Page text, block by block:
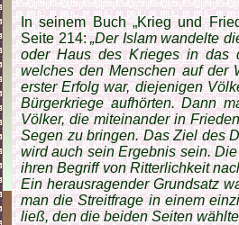
In seinem Buch „Krieg und
Seite 214:„Der Islam wandelte
oder Haus des Krieges in das
welches den Menschen auf der
erster Erfolg war, diejenigen
Bürgerkriege aufhörten. Dann
Völker, die miteinander in
Segen zu bringen. Das Ziel des
wird auch sein Ergebnis sein.
ihren Begriff von Ritterlichkeit
Ein herausragender Grundsatz
man die Streitfrage in einem
ließ, den die beiden Seiten